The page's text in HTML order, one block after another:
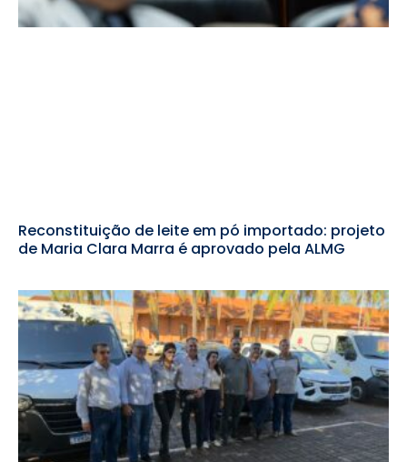
Reconstituição de leite em pó importado: projeto
de Maria Clara Marra é aprovado pela ALMG